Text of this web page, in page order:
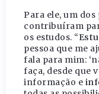
Para ele, um
contribuíram
os estudos. “
pessoa que me
fala para mim:
faça, desde que
informação e